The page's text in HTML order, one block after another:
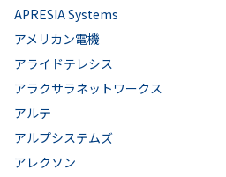
APRESIA Systems
アメリカン電機
アライドテレシス
アラクサラネットワークス
アルテ
アルプシステムズ
アレクソン